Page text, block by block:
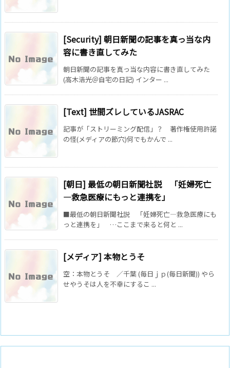
[Security] 朝日新聞の記事を真っ当な内
容に書き直してみた
朝日新聞の記事を真っ当な内容に書き直してみた
(高木浩光＠自宅の日記) インター ...
[Text] 世間ズレしているJASRAC
記事が「ストリーミング配信」？ 著作権使用許諾
の怪(メディアの節穴)何でもかんで ...
[朝日] 最低の朝日新聞社説 「妊婦死亡
―救急医療にもっと連携を」
■最低の朝日新聞社説 「妊婦死亡―救急医療にも
っと連携を」 …ここまで来ると何と ...
[メディア] 本物とうそ
空：本物とうそ ／千葉 (毎日ｊｐ(毎日新聞)) やら
せやうそは人を不幸にするこ ...